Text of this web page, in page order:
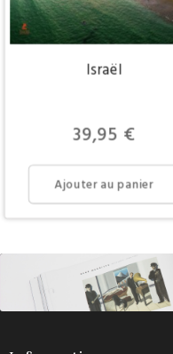
Israël
Prix
39,95 €
Ajouter au panier